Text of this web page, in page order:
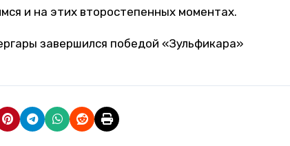
и на этих второстепенных моментах.
завершился победой «Зульфикара»